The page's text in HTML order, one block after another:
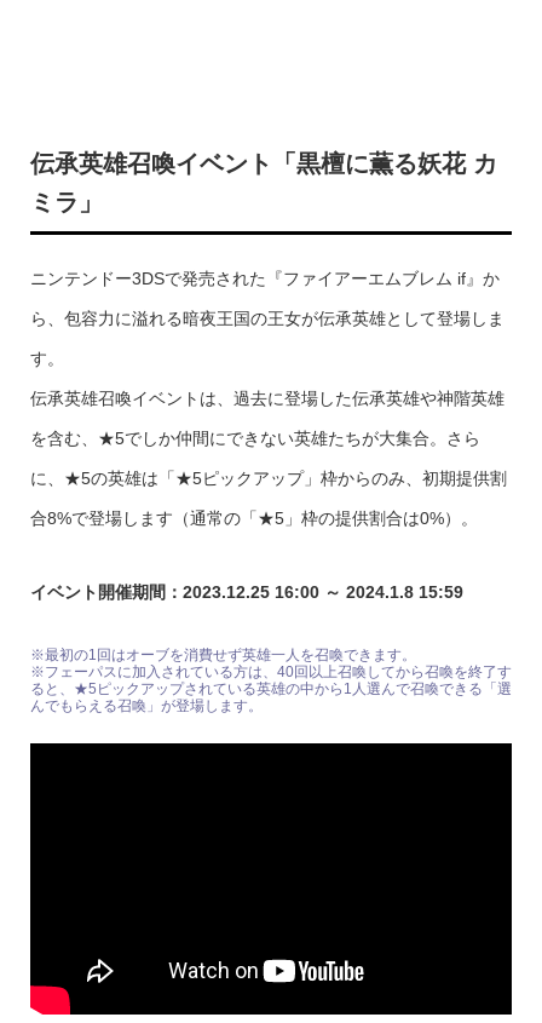
伝承英雄召喚イベント「黒檀に薫る妖花 カ
ミラ」
ニンテンドー3DSで発売された『ファイアーエムブレム if』か
ら、包容力に溢れる暗夜王国の王女が伝承英雄として登場しま
す。
伝承英雄召喚イベントは、過去に登場した伝承英雄や神階英雄
を含む、★5でしか仲間にできない英雄たちが大集合。さら
に、★5の英雄は「★5ピックアップ」枠からのみ、初期提供割
合8%で登場します（通常の「★5」枠の提供割合は0%）。
イベント開催期間：2023.12.25 16:00 ～ 2024.1.8 15:59
※最初の1回はオーブを消費せず英雄一人を召喚できます。
※フェーパスに加入されている方は、40回以上召喚してから召喚を終了す
ると、★5ピックアップされている英雄の中から1人選んで召喚できる「選
んでもらえる召喚」が登場します。